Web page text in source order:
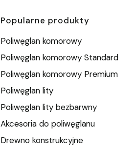
Popularne produkty
Poliwęglan komorowy
Poliwęglan komorowy Standard
Poliwęglan komorowy Premium
Poliwęglan lity
Poliwęglan lity bezbarwny
Akcesoria do poliwęglanu
Drewno konstrukcyjne